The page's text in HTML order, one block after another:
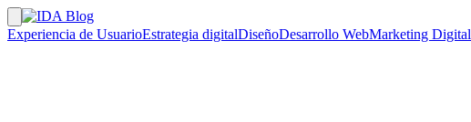
Experiencia de UsuarioEstrategia digitalDiseñoDesarrollo WebMarketing Digital